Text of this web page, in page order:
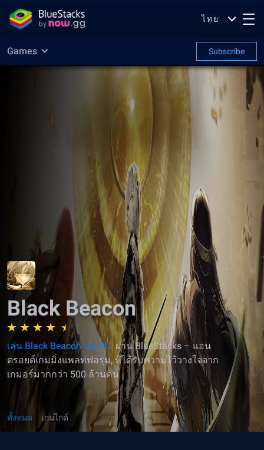
ไทย
Games Subscribe
Black Beacon
เล่น Black Beacon บน PC ผ่าน BlueStacks – แอน
ดรอยด์เกมมิ่งแพลทฟอรฺม, ที่ได้รับความไว้วางใจจาก
เกมอร์มากกว่า 500 ล้านคน
ทั้งหมด เกมไกด์